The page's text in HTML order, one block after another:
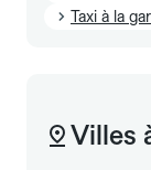
Taxi à la
Villes